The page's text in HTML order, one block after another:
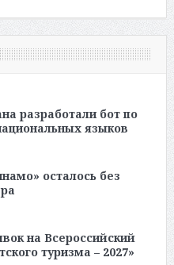
разработали бот по
языков
осталось без
на Всероссийский
туризма – 2027»